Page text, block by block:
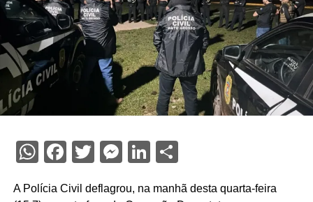
WhatsApp
Facebook
Twitter
Messenger
LinkedIn
Share
A Polícia Civil deflagrou, na manhã desta quarta-feira